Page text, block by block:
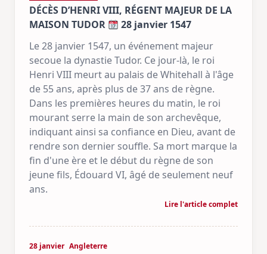
DÉCÈS D’HENRI VIII, RÉGENT MAJEUR DE LA
MAISON TUDOR
28 janvier 1547
Le 28 janvier 1547, un événement majeur
secoue la dynastie Tudor. Ce jour-là, le roi
Henri VIII meurt au palais de Whitehall à l'âge
de 55 ans, après plus de 37 ans de règne.
Dans les premières heures du matin, le roi
mourant serre la main de son archevêque,
indiquant ainsi sa confiance en Dieu, avant de
rendre son dernier souffle. Sa mort marque la
fin d'une ère et le début du règne de son
jeune fils, Édouard VI, âgé de seulement neuf
ans.
Lire l'article complet
28 janvier Angleterre